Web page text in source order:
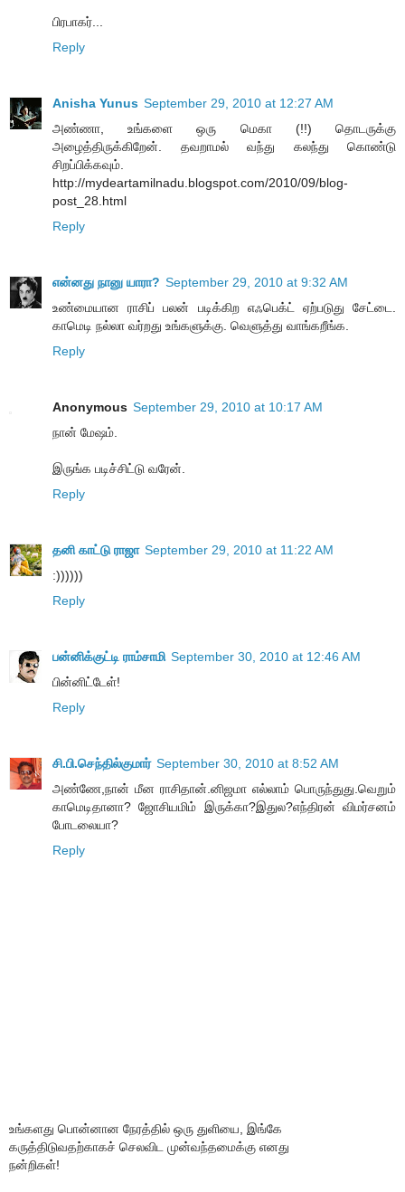
பிரபாகர்...
Reply
Anisha Yunus September 29, 2010 at 12:27 AM
அண்ணா, உங்களை ஒரு மெகா (!!) தொடருக்கு
அழைத்திருக்கிறேன். தவறாமல் வந்து கலந்து கொண்டு
சிறப்பிக்கவும்.
http://mydeartamilnadu.blogspot.com/2010/09/blog-
post_28.html
Reply
என்னது நானு யாரா? September 29, 2010 at 9:32 AM
உண்மையான ராசிப் பலன் படிக்கிற எஃபெக்ட் ஏற்படுது சேட்டை.
காமெடி நல்லா வர்றது உங்களுக்கு. வெளுத்து வாங்கறீங்க.
Reply
Anonymous September 29, 2010 at 10:17 AM
நான் மேஷம்.
இருங்க படிச்சிட்டு வரேன்.
Reply
தனி காட்டு ராஜா September 29, 2010 at 11:22 AM
:))))))
Reply
பன்னிக்குட்டி ராம்சாமி September 30, 2010 at 12:46 AM
பின்னிட்டேள்!
Reply
சி.பி.செந்தில்குமார் September 30, 2010 at 8:52 AM
அண்ணே,நான் மீன ராசிதான்.னிஜமா எல்லாம் பொருந்துது.வெறும்
காமெடிதானா? ஜோசியமிம் இருக்கா?இதுல?எந்திரன் விமர்சனம்
போடலையா?
Reply
உங்களது பொன்னான நேரத்தில் ஒரு துளியை, இங்கே
கருத்திடுவதற்காகச் செலவிட முன்வந்தமைக்கு எனது
நன்றிகள்!